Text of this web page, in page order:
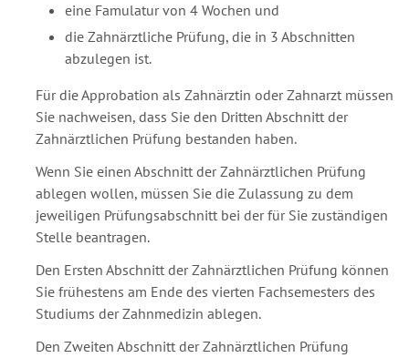
eine Famulatur von 4 Wochen und
die Zahnärztliche Prüfung, die in 3 Abschnitten
abzulegen ist.
Für die Approbation als Zahnärztin oder Zahnarzt müssen
Sie nachweisen, dass Sie den Dritten Abschnitt der
Zahnärztlichen Prüfung bestanden haben.
Wenn Sie einen Abschnitt der Zahnärztlichen Prüfung
ablegen wollen, müssen Sie die Zulassung zu dem
jeweiligen Prüfungsabschnitt bei der für Sie zuständigen
Stelle beantragen.
Den Ersten Abschnitt der Zahnärztlichen Prüfung können
Sie frühestens am Ende des vierten Fachsemesters des
Studiums der Zahnmedizin ablegen.
Den Zweiten Abschnitt der Zahnärztlichen Prüfung